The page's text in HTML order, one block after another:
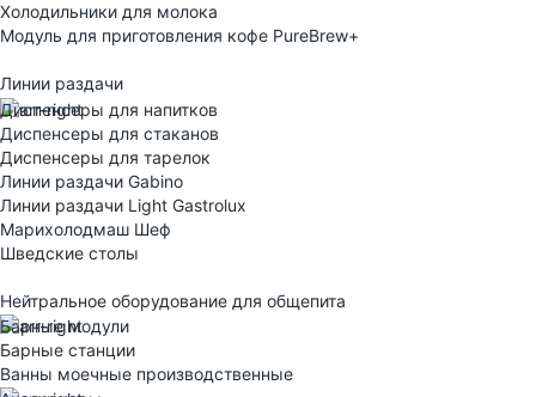
Холодильники для молока
Модуль для приготовления кофе PureBrew+
Линии раздачи
Диспенсеры для напитков
Диспенсеры для стаканов
Диспенсеры для тарелок
Линии раздачи Gabino
Линии раздачи Light Gastrolux
Марихолодмаш Шеф
Шведские столы
Нейтральное оборудование для общепита
Барные модули
Барные станции
Ванны моечные производственные